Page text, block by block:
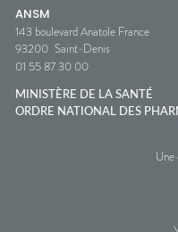
ANSM
143 boulevard Anatole France
93200 Saint-Denis
01 55 87 30 00
MINISTÈRE DE LA SANTÉ
ORDRE NATIONAL DES
Une